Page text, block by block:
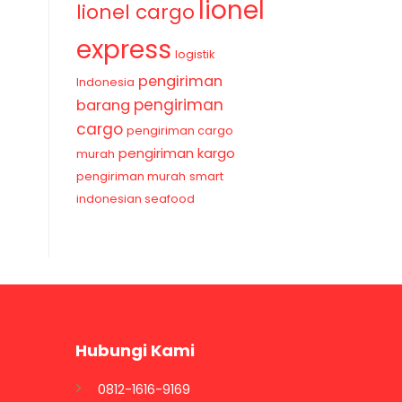
lionel cargo lionel
express logistik
Indonesia pengiriman
barang pengiriman
cargo pengiriman cargo
murah pengiriman kargo
pengiriman murah smart
indonesian seafood
Hubungi Kami
0812-1616-9169